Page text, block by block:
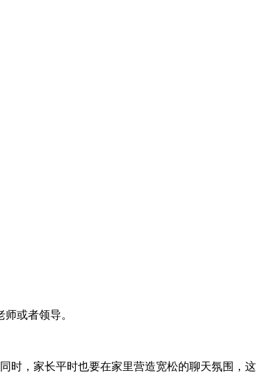
或者领导。
时，家长平时也要在家里营造宽松的聊天氛围，这